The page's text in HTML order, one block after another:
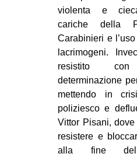
ESTREMO
MEDIO
violenta e
cariche della
Carabinieri e
lacrimogeni.
resistito
determinazione
mettendo in
poliziesco e
Vittor Pisani,
resistere e
alla fine del